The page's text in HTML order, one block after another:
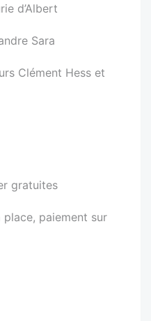
d’Albert
Sara
Clément Hess et
gratuites
paiement sur